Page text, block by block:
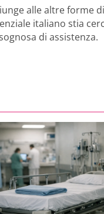
alle altre forme
italiano stia
di assistenza.